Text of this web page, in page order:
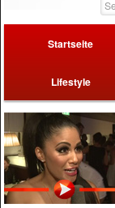
Startseite
Lifestyle